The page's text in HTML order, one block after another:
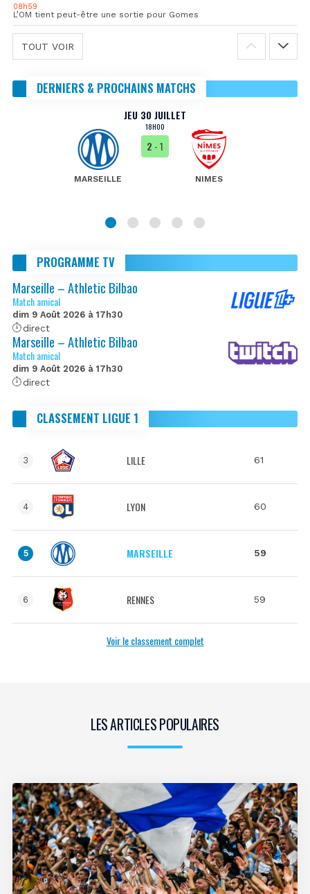
08h59
L’OM tient peut-être une sortie pour Gomes
TOUT VOIR
DERNIERS & PROCHAINS MATCHS
JEU 30 JUILLET
18H00
MARSEILLE
2 - 1
NIMES
PROGRAMME TV
Marseille – Athletic Bilbao
Match amical
dim 9 Août 2026 à 17h30
direct
Marseille – Athletic Bilbao
Match amical
dim 9 Août 2026 à 17h30
direct
CLASSEMENT LIGUE 1
3 LILLE 61
4 LYON 60
5 MARSEILLE 59
6 RENNES 59
Voir le classement complet
LES ARTICLES POPULAIRES